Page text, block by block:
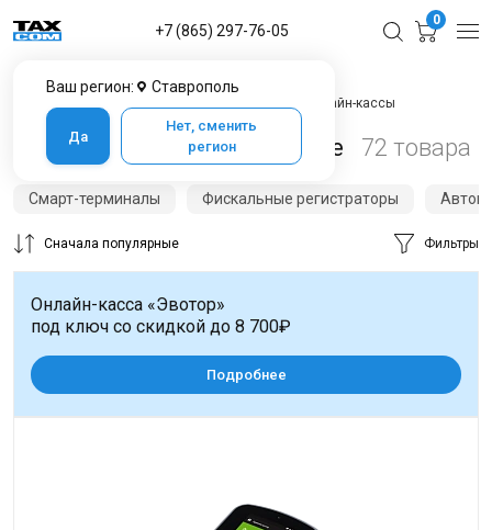
Ваш регион: Ставрополь
Да
Нет, сменить
регион
+7 (865) 297-76-05
0
Онлайн-кассы
Онлайн-кассы в Ставрополе 72 товара
Смарт-терминалы Фискальные регистраторы
Сначала популярные Фильтры
Онлайн-касса «Эвотор»
под ключ со скидкой до 8 700₽
Подробнее